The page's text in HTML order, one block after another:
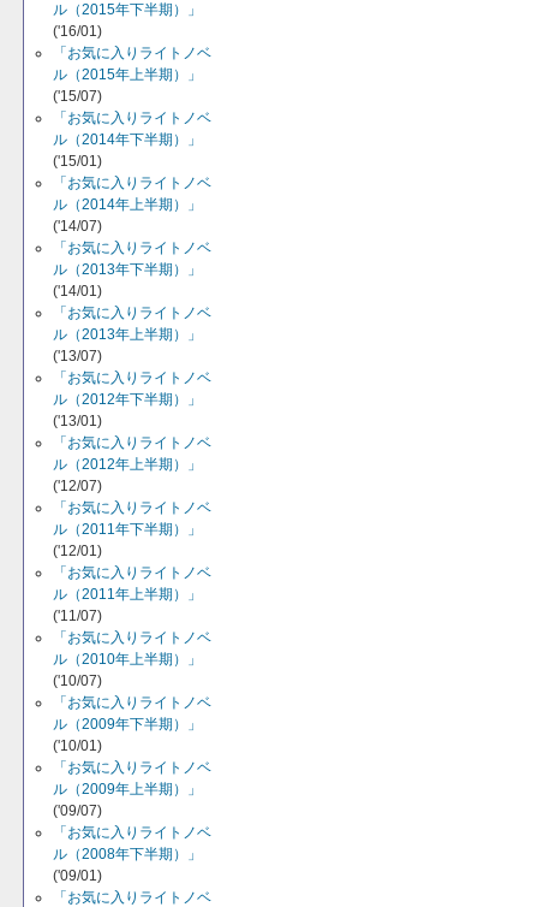
ル（2015年下半期）」
('16/01)
「お気に入りライトノベ
ル（2015年上半期）」
('15/07)
「お気に入りライトノベ
ル（2014年下半期）」
('15/01)
「お気に入りライトノベ
ル（2014年上半期）」
('14/07)
「お気に入りライトノベ
ル（2013年下半期）」
('14/01)
「お気に入りライトノベ
ル（2013年上半期）」
('13/07)
「お気に入りライトノベ
ル（2012年下半期）」
('13/01)
「お気に入りライトノベ
ル（2012年上半期）」
('12/07)
「お気に入りライトノベ
ル（2011年下半期）」
('12/01)
「お気に入りライトノベ
ル（2011年上半期）」
('11/07)
「お気に入りライトノベ
ル（2010年上半期）」
('10/07)
「お気に入りライトノベ
ル（2009年下半期）」
('10/01)
「お気に入りライトノベ
ル（2009年上半期）」
('09/07)
「お気に入りライトノベ
ル（2008年下半期）」
('09/01)
「お気に入りライトノベ